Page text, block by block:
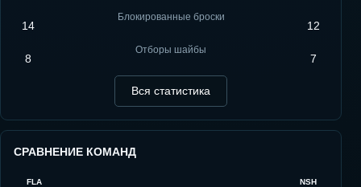
14
Блокированные броски
12
8
Отборы шайбы
7
Вся статистика
СРАВНЕНИЕ КОМАНД
FLA NSH